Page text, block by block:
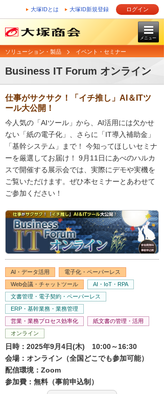
大塚IDとは 大塚ID新規登録 ログイン
メニュー
ソリューション・製品 イベント・セミナー
Business IT Forum オンライン
仕事がサクサク！「イチ推し」AI＆ITツ
ール大公開！
今人気の「AIツール」から、AI活用には欠かせ
ない「紙の電子化」、さらに「IT導入補助金」
「基幹システム」まで！ 今知ってほしいセミナ
ーを厳選してお届け！ 9月11日にあべのハルカ
スで開催する展示会では、実際にデモや実機を
ご覧いただけます。ぜひ本セミナーとあわせて
ご参加ください！
AI・データ活用
電子化・ペーパーレス
Web会議・チャットツール
AI・IoT・RPA
文書管理・電子契約・ペーパーレス
ERP・基幹業務・業務管理
営業・業務プロセス効率化
紙文書の管理・活用
オンライン
日時：2025年9月4日(木) 10:00～16:30
会場：オンライン（全国どこでも参加可能）
配信環境：Zoom
参加費：無料（事前申込制）